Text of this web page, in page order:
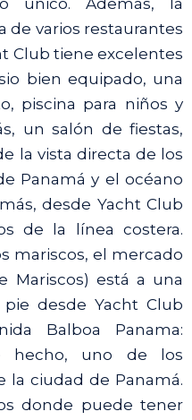
único. Además, la
de varios restaurantes
Club tiene excelentes
bien equipado, una
piscina para niños y
un salón de fiestas,
la vista directa de los
Panamá y el océano
desde Yacht Club
de la línea costera.
mariscos, el mercado
Mariscos) está a una
desde Yacht Club
Balboa Panama:
hecho, uno de los
la ciudad de Panamá.
donde puede tener